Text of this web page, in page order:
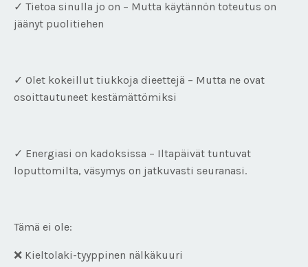
✓ Tietoa sinulla jo on – Mutta käytännön toteutus on
jäänyt puolitiehen
✓ Olet kokeillut tiukkoja dieettejä – Mutta ne ovat
osoittautuneet kestämättömiksi
✓ Energiasi on kadoksissa – Iltapäivät tuntuvat
loputtomilta, väsymys on jatkuvasti seuranasi.
Tämä ei ole:
❌ Kieltolaki-tyyppinen nälkäkuuri